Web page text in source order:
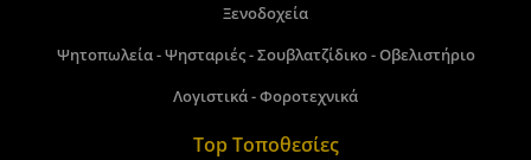
Ξενοδοχεία
Ψητοπωλεία - Ψησταριές - Σουβλατζίδικο - Οβελιστήριο
Λογιστικά - Φοροτεχνικά
Top Τοποθεσίες